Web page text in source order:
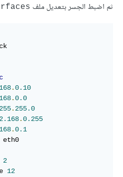
ثم اضبط الجسر بتعديل ملف ‎
.0.10
.0.0
. 255.0
.0.255
.0.1
2
12